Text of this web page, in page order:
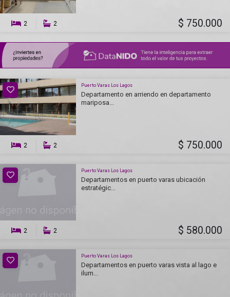
2 2 $ 750.000
Puerto Varas Los Lagos
Departamento en arriendo en departamento
mariposa...
2 2 $ 750.000
Puerto Varas Los Lagos
Departamentos en puerto varas ubicación
estratégic...
2 2 $ 580.000
Puerto Varas Los Lagos
Departamentos en puerto varas vista al lago e
ilum...